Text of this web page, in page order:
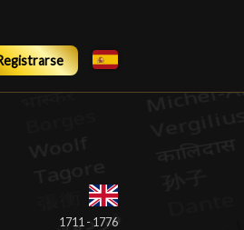
1711 - 1776